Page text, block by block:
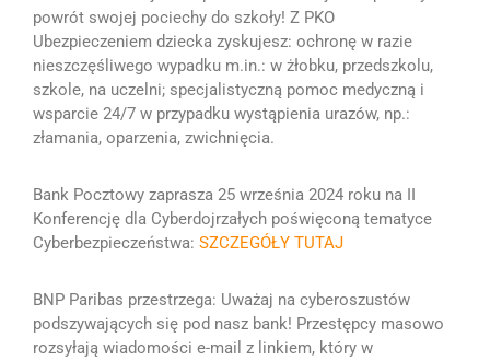
powrót swojej pociechy do szkoły! Z PKO
Ubezpieczeniem dziecka zyskujesz: ochronę w razie
nieszczęśliwego wypadku m.in.: w żłobku, przedszkolu,
szkole, na uczelni; specjalistyczną pomoc medyczną i
wsparcie 24/7 w przypadku wystąpienia urazów, np.:
złamania, oparzenia, zwichnięcia.
Bank Pocztowy zaprasza 25 września 2024 roku na II
Konferencję dla Cyberdojrzałych poświęconą tematyce
Cyberbezpieczeństwa: SZCZEGÓŁY TUTAJ
BNP Paribas przestrzega: Uważaj na cyberoszustów
podszywających się pod nasz bank! Przestępcy masowo
rozsyłają wiadomości e-mail z linkiem, który w